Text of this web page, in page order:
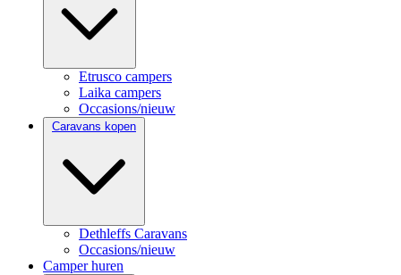
Etrusco campers
Laika campers
Occasions/nieuw
Caravans kopen
Dethleffs Caravans
Occasions/nieuw
Camper huren